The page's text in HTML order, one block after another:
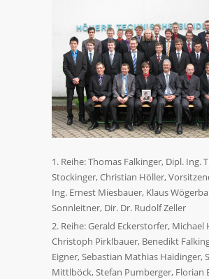
Reihe: Thomas Falkinger, Dipl. Ing.
Stockinger, Christian Höller,
Ing. Ernest Miesbauer, Klaus
Sonnleitner, Dir. Dr. Rudolf Zeller
Reihe: Gerald Eckerstorfer, Michael
Christoph Pirklbauer, Benedikt
Eigner, Sebastian Mathias Haidinger,
Mittlböck, Stefan Pumberger, Florian